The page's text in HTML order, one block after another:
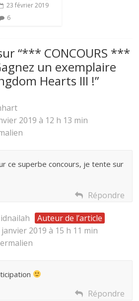
23 février 2019
6
“*** CONCOURS ***
un exemplaire
Hearts III !”
2019 à 12 h 13 min
ce superbe concours, je tente sur
Répondre
Auteur de l’article
janvier 2019 à 15 h 11 min
Répondre